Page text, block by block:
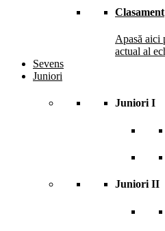
Clasament
Apasă aici
actual al
Sevens
Juniori
Juniori I
Juniori II